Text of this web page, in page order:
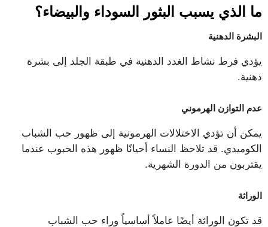
ما الذي يسبب البثور السوداء والبيضاء؟
البشرة الدهنية
يؤدي فرط نشاط الغدد الدهنية في طبقة الجلد إلى بشرة
دهنية.
عدم التوازن الهرموني
يمكن أن تؤدي الاختلالات الهرمونية إلى ظهور حب الشباب
الكوميدي. قد تلاحظ النساء أحيانًا ظهور هذه الحبوب عندما
يقتربون من الدورة الشهرية.
الوراثة
قد تكون الوراثة أيضًا عاملاً أساسياً وراء حب الشباب